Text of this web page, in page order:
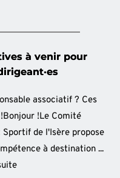
à venir pour
associatif ? Ces
!Le Comité
de l'Isère propose
à destination ...